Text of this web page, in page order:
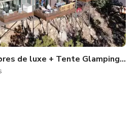
Cabane dans les arbres de luxe + Tente Glamping - Vues à perte de vue